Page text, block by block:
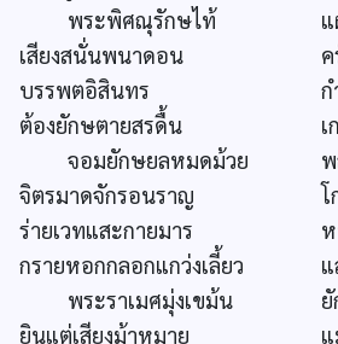
พระพิศณุรักษไท้
เสียงสนั่นพนาดอน
บรรพตอิสินทร
ต้องยักษตายสรดื้น
จอมยักษยลหมดม้วย
จิตรมาดจักรอนราญ
โ
ร่ายเวทแสะกายมาร
กรายหอกกลอกแกว่งเลี้ยว
พระราเมศมุ่งเขม้น
ยินแต่เสียงม้าหมาย